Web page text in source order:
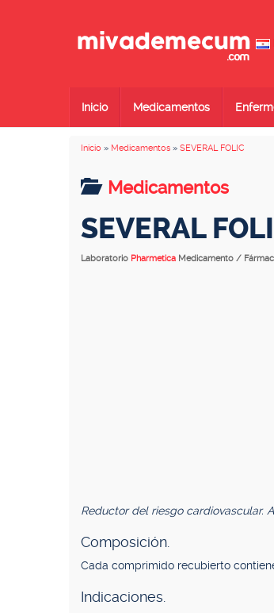
Inicio Medicamentos
Inicio » Medicamentos » SEVERAL FOLIC
Medicamentos
SEVERAL
Laboratorio Pharmetica Medicamento /
Reductor del riesgo cardiovascular.
Composición.
Cada comprimido recubierto
Indicaciones.